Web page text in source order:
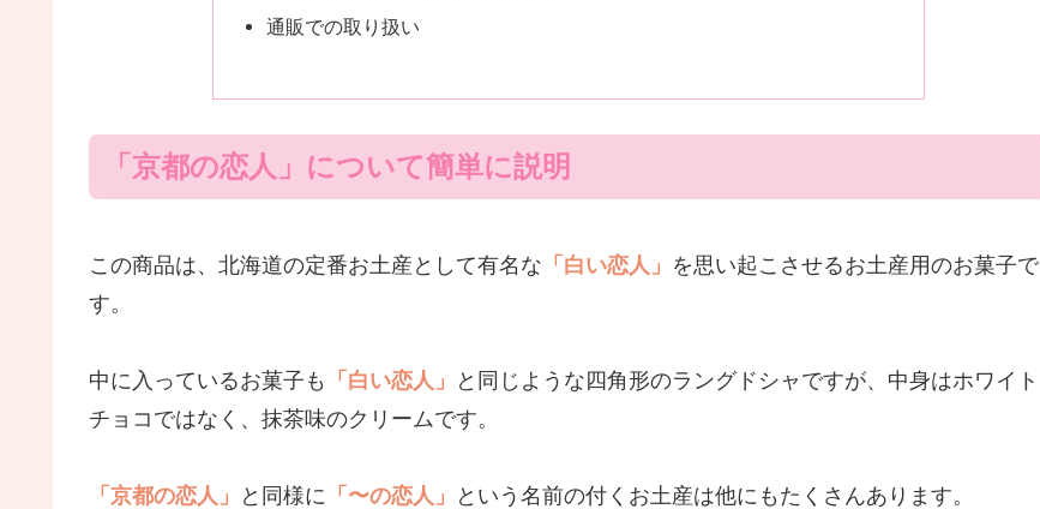
通販での取り扱い
「京都の恋人」について簡単に説明
この商品は、北海道の定番お土産として有名な 「白い恋人」 を思い起こさせるお土産用のお菓子で
す。
中に入っているお菓子も 「白い恋人」
と同じような四角形のラングドシャですが、中身はホワイト
チョコではなく、抹茶味のクリームです。
「京都の恋人」 と同様に 「〜の恋人」 という名前の付くお土産は他にもたくさんあります。